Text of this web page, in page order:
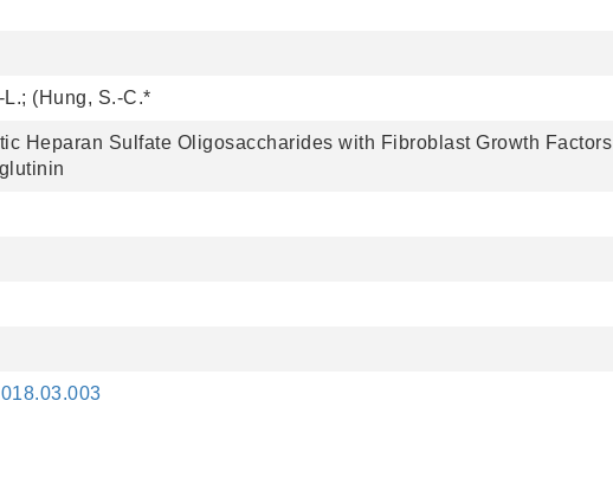
(Hung, S.-C.*
Heparan Sulfate Oligosaccharides with Fibroblast Growth Factors